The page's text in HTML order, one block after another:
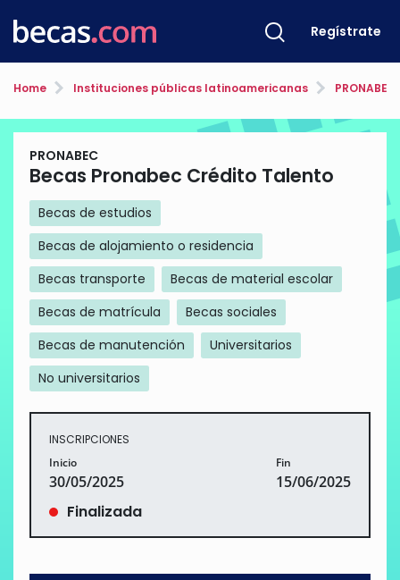
Regístrate
Home Instituciones públicas latinoamericanas PRONABEC
PRONABEC
Becas Pronabec Crédito Talento
Becas de estudios
Becas de alojamiento o residencia
Becas transporte
Becas de material escolar
Becas de matrícula
Becas sociales
Becas de manutención
Universitarios
No universitarios
INSCRIPCIONES
Inicio
30/05/2025
Fin
15/06/2025
Finalizada